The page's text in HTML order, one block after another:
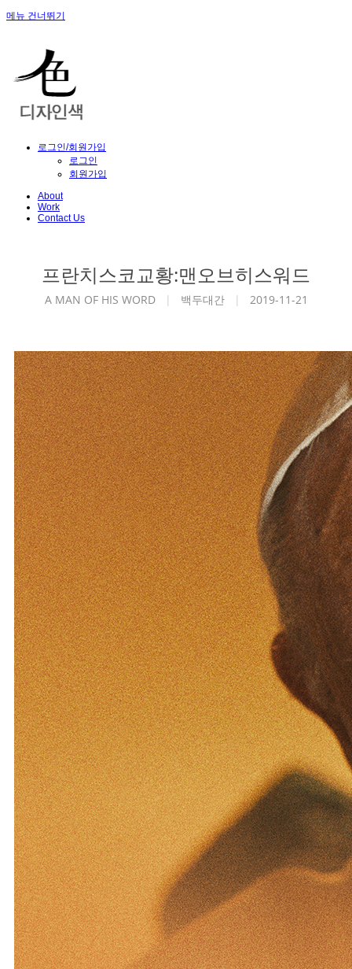
메뉴 건너뛰기
로그인/회원가입
로그인
회원가입
About
Work
Contact Us
프란치스코교황:맨오브히스워드
A MAN OF HIS WORD | 백두대간 | 2019-11-21